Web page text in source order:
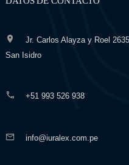
Jr. Carlos Alayza y Roel
San Isidro
+51 993 526 938
info@iuralex.com.pe